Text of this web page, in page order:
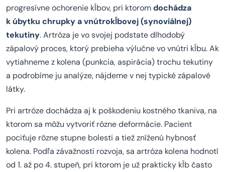
progresívne ochorenie kĺbov, pri ktoromdochádza
k úbytku chrupky a vnútrokĺbovej (synoviálnej)
tekutiny. Artróza je vo svojej podstate dlhodobý
zápalový proces, ktorý prebieha výlučne vo vnútri kĺbu. Ak
vytiahneme z kolena (punkcia, aspirácia) trochu tekutiny
a podrobíme ju analýze, nájdeme v nej typické zápalové
látky.
Pri artróze dochádza aj k poškodeniu kostného tkaniva, na
ktorom sa môžu vytvoriť rôzne deformácie. Pacient
pociťuje rôzne stupne bolesti a tiež zníženú hybnosť
kolena. Podľa závažnosti rozvoja, sa artróza kolena hodnotí
od 1. až po 4. stupeň, pri ktorom je už prakticky kĺb často